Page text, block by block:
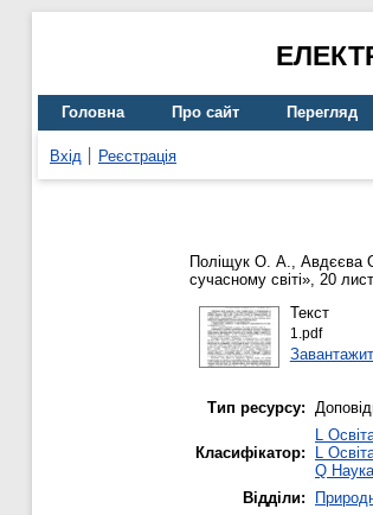
Головна Про сайт Перегляд
Вхід Реєстрація
Поліщук О. А., Авдєєва
сучасному світі», 20
Текст
1.pdf
Тип ресурсу:
Класифікатор:
L
L
Q Наука
Відділи: